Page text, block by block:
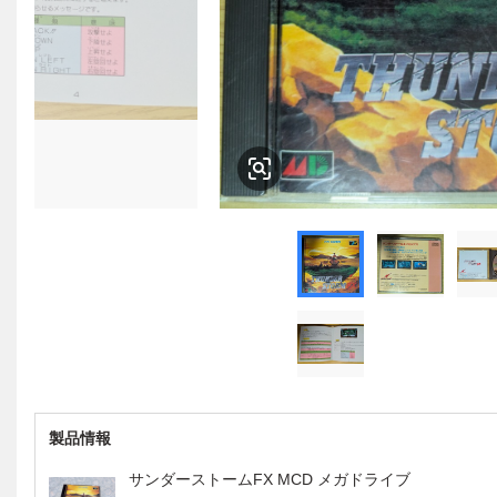
製品情報
サンダーストームFX MCD メガドライブ